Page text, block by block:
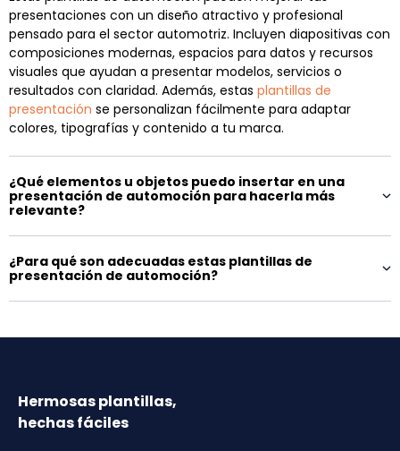
presentaciones con un diseño atractivo y profesional
pensado para el sector automotriz. Incluyen diapositivas con
composiciones modernas, espacios para datos y recursos
visuales que ayudan a presentar modelos, servicios o
resultados con claridad. Además, estas plantillas de
presentación se personalizan fácilmente para adaptar
colores, tipografías y contenido a tu marca.
¿Qué elementos u objetos puedo insertar en una
presentación de automoción para hacerla más
relevante?
¿Para qué son adecuadas estas plantillas de
presentación de automoción?
Hermosas plantillas,
hechas fáciles